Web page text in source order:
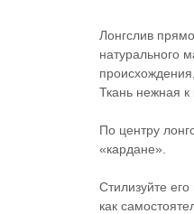
Лонгслив
натурального
Ткань нежная к
По центру
«кардане».
Стилизуйте
как